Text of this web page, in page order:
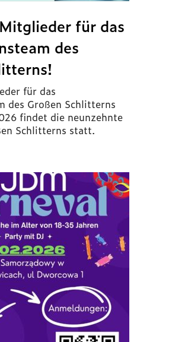
für das
des
für das
des Großen Schlitterns
findet die neunzehnte
Schlitterns statt.